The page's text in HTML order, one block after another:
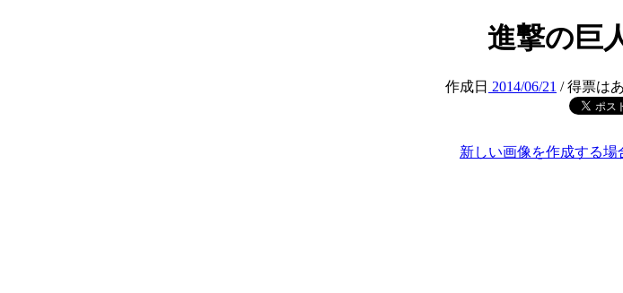
進撃の巨
作成日 2014/06/21 / 得票は
新しい画像を作成する場